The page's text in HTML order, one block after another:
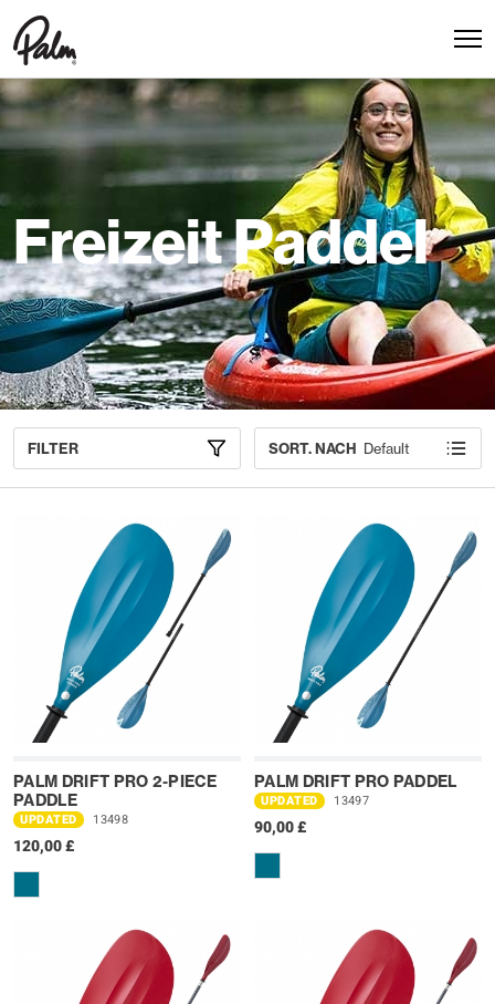
Freizeit Paddel
FILTER SORT. NACH Default
PALM DRIFT PRO 2-PIECE
PADDLE
UPDATED 13498
120,00 £
PALM DRIFT PRO PADDEL
UPDATED 13497
90,00 £